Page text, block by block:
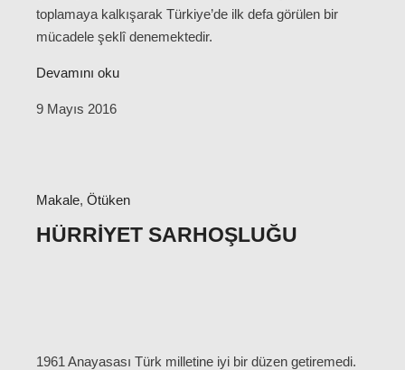
toplamaya kalkışarak Türkiye’de ilk defa görülen bir
mücadele şeklî denemektedir.
Devamını oku
9 Mayıs 2016
Makale, Ötüken
HÜRRIYET SARHOŞLUĞU
1961 Anayasası Türk milletine iyi bir düzen getiremedi.